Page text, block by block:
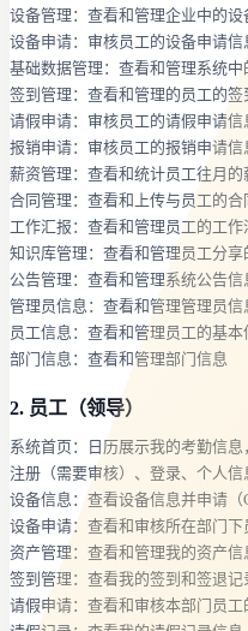
设备管理：查看和管理企业中的设
设备申请：审核员工的设备申请信
基础数据管理：查看和管理系统中
签到管理：查看和管理的员工的签
请假申请：审核员工的请假申请信
报销申请：审核员工的报销申请信
薪资管理：查看和统计员工往月的
合同管理：查看和上传与员工的合
工作汇报：查看和管理员工的工作
知识库管理：查看和管理员工分享
公告管理：查看和管理系统公告信
管理员信息：查看和管理管理员信
员工信息：查看和管理员工的基本
部门信息：查看和管理部门信息
2. 员工（领导）
系统首页：日历展示我的考勤信息
注册（需要审核）、登录、个人信
设备信息：查看设备信息并申请（
设备申请：查看和审核所在部门
资产管理：查看和管理我的资产信
签到管理：查看我的签到和签退记
请假申请：查看和审核本部门员工